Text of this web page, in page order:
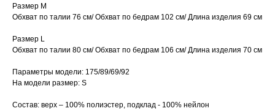
Размер M
Обхват по талии 76 см/ Обхват по бедрам 102 см/ Длина изделия 69 см
Размер L
Обхват по талии 80 см/ Обхват по бедрам 106 см/ Длина изделия 70 см
Параметры модели: 175/89/69/92
На модели размер: S
Состав: верх – 100% полиэстер, подклад - 100% нейлон